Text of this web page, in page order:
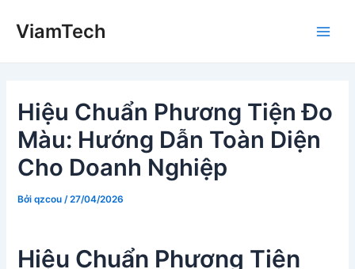
ViamTech
Hiệu Chuẩn Phương Tiện Đo
Màu: Hướng Dẫn Toàn Diện
Cho Doanh Nghiệp
Bởiqzcou /27/04/2026
Hiệu Chuẩn Phương Tiện